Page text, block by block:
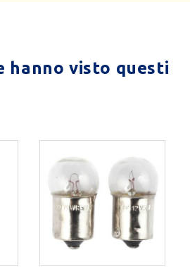
hanno visto questi